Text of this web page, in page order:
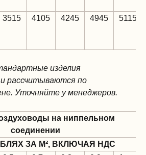
3515 4105 4245 4945 5115
изделия
рассчитываются по
Уточняйте у менеджеров.
на ниппельном
соединении
ЗА М², ВКЛЮЧАЯ НДС